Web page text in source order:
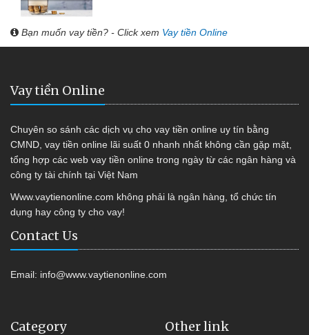
Bạn muốn vay tiền? - Click xem Vay tiền Online
Vay tiền Online
Chuyên so sánh các dịch vụ cho vay tiền online uy tín bằng
CMND, vay tiền online lãi suất 0 nhanh nhất không cần gặp mặt,
tổng hợp các web vay tiền online trong ngày từ các ngân hàng và
công ty tài chính tại Việt Nam
Www.vaytienonline.com không phải là ngân hàng, tổ chức tín
dụng hay công ty cho vay!
Contact Us
Email: info@www.vaytienonline.com
Category Other link